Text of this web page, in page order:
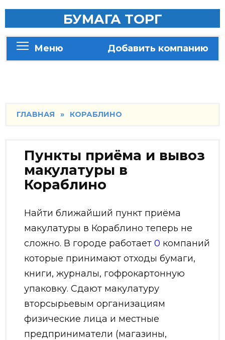
БУМАГА ТОРГ
Меню Добавить компанию
ГЛАВНАЯ » КОРАБЛИНО
Пункты приёма и вывоз
макулатуры в
Кораблино
Найти ближайший пункт приёма
макулатуры в Кораблино теперь не
сложно. В городе работает 0 компаний
которые принимают отходы бумаги,
книги, журналы, гофрокартонную
упаковку. Сдают макулатуру
вторсырьевым организациям
физические лица и местные
предприниматели (магазины,